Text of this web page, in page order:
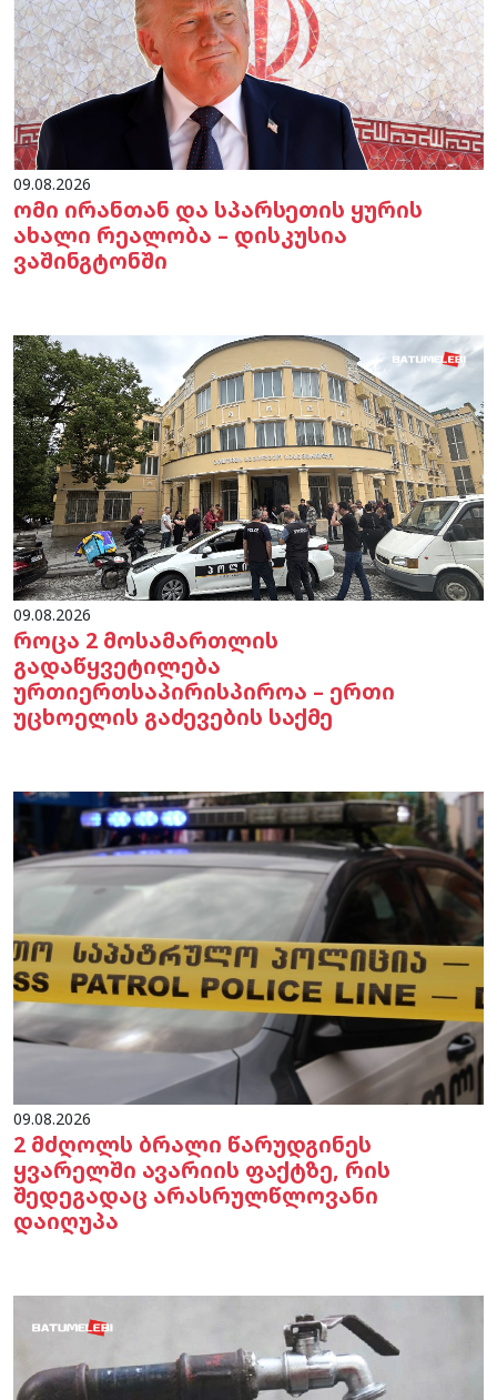
09.08.2026
ომი ირანთან და სპარსეთის ყურის
ახალი რეალობა – დისკუსია
ვაშინგტონში
09.08.2026
როცა 2 მოსამართლის
გადაწყვეტილება
ურთიერთსაპირისპიროა – ერთი
უცხოელის გაძევების საქმე
09.08.2026
2 მძღოლს ბრალი წარუდგინეს
ყვარელში ავარიის ფაქტზე, რის
შედეგადაც არასრულწლოვანი
დაიღუპა